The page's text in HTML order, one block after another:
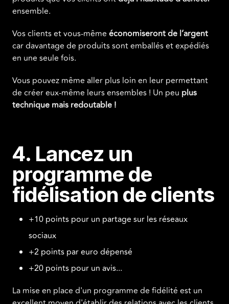
ensemble.
Vos clients et vous-même économiserontde l’argent
car davantage de produits sont emballés et expédiés
en une seule fois.
Vous pouvez même aller plus loin en leur permettant
de créer eux-même leurs ensembles ! Un peu plus
technique mais redoutable !
4. Lancez un
programme de
fidélisation de clients
+10 points pour un partage sur les réseaux
sociaux
+2 points par euro dépensé
+20 points pour un avis...
La mise en place d'un programme de fidélité est un